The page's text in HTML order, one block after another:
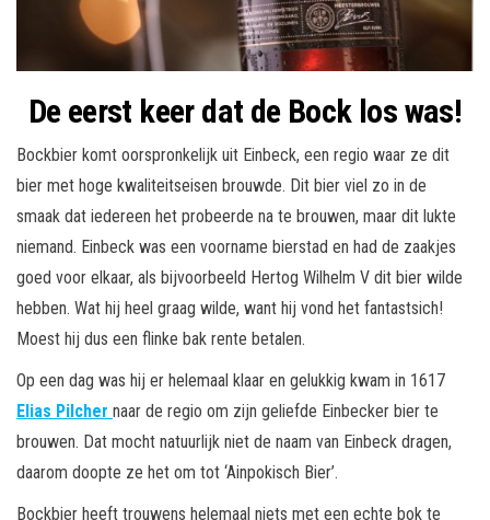
De eerst keer dat de Bock los was!
Bockbier komt oorspronkelijk uit Einbeck, een regio waar ze dit
bier met hoge kwaliteitseisen brouwde. Dit bier viel zo in de
smaak dat iedereen het probeerde na te brouwen, maar dit lukte
niemand. Einbeck was een voorname bierstad en had de zaakjes
goed voor elkaar, als bijvoorbeeld Hertog Wilhelm V dit bier wilde
hebben. Wat hij heel graag wilde, want hij vond het fantastsich!
Moest hij dus een flinke bak rente betalen.
Op een dag was hij er helemaal klaar en gelukkig kwam in 1617
Elias Pilcher naar de regio om zijn geliefde Einbecker bier te
brouwen. Dat mocht natuurlijk niet de naam van Einbeck dragen,
daarom doopte ze het om tot ‘Ainpokisch Bier’.
Bockbier heeft trouwens helemaal niets met een echte bok te